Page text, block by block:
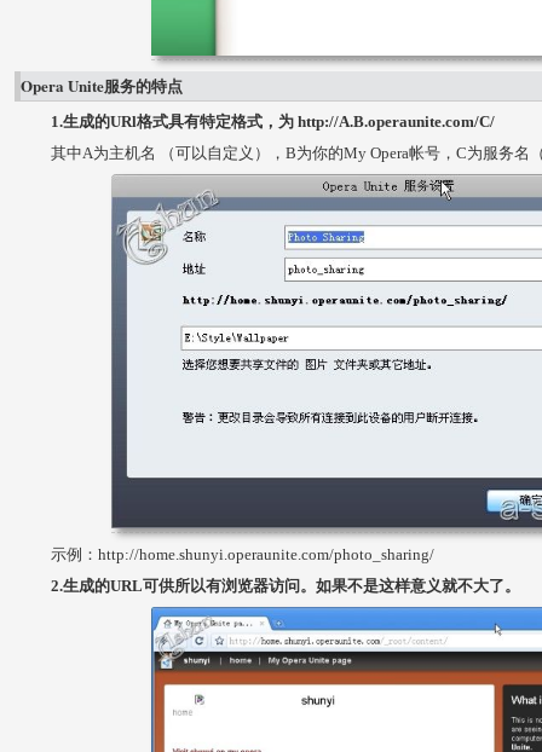
Opera Unite服务的特点
1.生成的URl格式具有特定格式，为 http://A.B.operaunite.com/C/
其中A为主机名 （可以自定义），B为你的My Opera帐号，C为服务名
示例：http://home.shunyi.operaunite.com/photo_sharing/
2.生成的URL可供所以有浏览器访问。如果不是这样意义就不大了。